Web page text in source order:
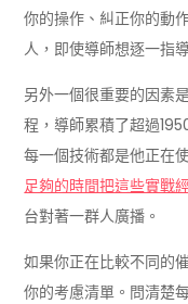
你的操作、糾正你的動
人，即使導師想逐一指
另外一個很重要的因素
程，導師累積了超過
每一個技術都是他正在
足夠的時間把這些實戰
台對著一群人廣播。
如果你正在比較不同的
你的考慮清單。問清楚